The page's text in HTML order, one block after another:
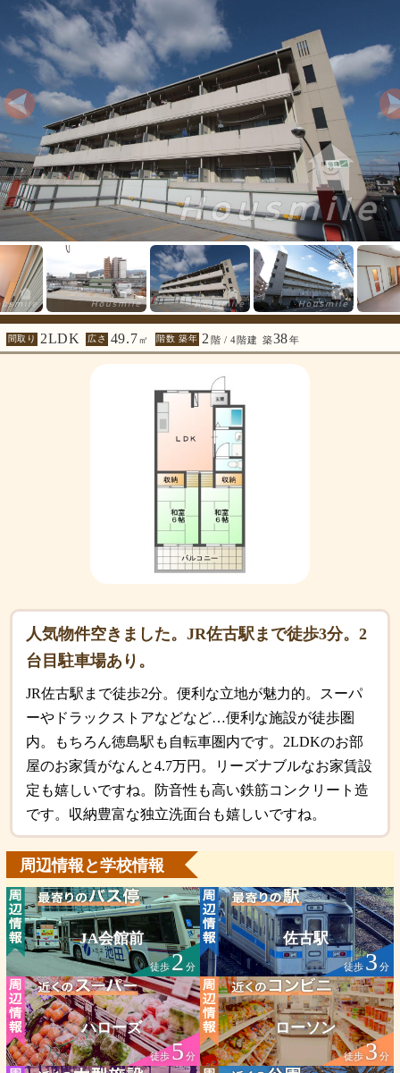
間取り 2LDK 広さ 49.7㎡ 階数 築年 2 階 / 4階建 築38年
人気物件空きました。JR佐古駅まで徒歩3分。2
台目駐車場あり。
JR佐古駅まで徒歩2分。便利な立地が魅力的。スーパ
ーやドラックストアなどなど…便利な施設が徒歩圏
内。もちろん徳島駅も自転車圏内です。2LDKのお部
屋のお家賃がなんと4.7万円。リーズナブルなお家賃設
定も嬉しいですね。防音性も高い鉄筋コンクリート造
です。収納豊富な独立洗面台も嬉しいですね。
周辺情報と学校情報
JA会館前
徒歩2 分
佐古駅
徒歩3 分
ハローズ
徒歩5分
ローソン
徒歩3分